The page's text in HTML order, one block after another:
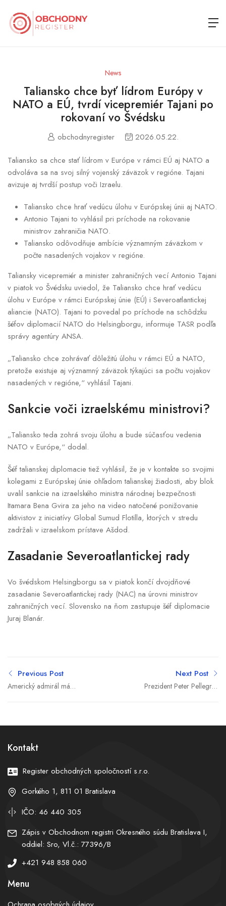
News
Taliansko chce byť lídrom Európy v
NATO a EÚ, tvrdí vicepremiér Tajani po
rokovaní vo Švédsku
obchodnyregister 2026.05.22.
Taliansko sa chce stať lídrom v Európe v rámci EÚ aj NATO a
odvoláva sa na svoj silný vojenský záväzok v regióne. Tajani
avizuje aj tvrdší postup voči Izraelu.
Taliansko chce hrať vedúcu úlohu v Európskej únii aj NATO.
Antonio Tajani to vyhlásil pri príchode na rokovanie
ministrov zahraničia NATO.
Taliansko odôvodňuje ambície významným záväzkom v
počte nasadených vojakov v regióne.
Taliansky vicepremiér a minister zahraničných vecí Antonio Tajani
v piatok vo Švédsku uviedol, že Taliansko chce hrať vedúcu
úlohu v Európe v rámci Európskej únie (EÚ) i Severoatlantickej
aliancie (NATO). Tajani to povedal po príchode na schôdzku
šéfov diplomacií NATO do Helsingborgu, informuje TASR podľa
správy agentúry ANSA.
„Taliansko chce zohrávať dôležitú úlohu v rámci EÚ a NATO,
pretože existuje aj významný záväzok týkajúci sa počtu vojakov
nasadených v regióne,“ vyhlásil Tajani.
Sankcie voči izraelskému ministrovi?
„Taliansko teda zohrá svoju úlohu a bude súčasťou vedenia
NATO v Európe,“ dodal.
Šéf talianskej diplomacie tiež vyhlásil, že je v kontakte so svojimi
kolegami z Európskej únie ohľadom talianskej žiadosti, aby blok
uvalil sankcie na izraelského ministra národnej bezpečnosti
Itamara Bena Gvira za jeho na video natočené ponižovanie
aktivistov z iniciatívy Global Sumud Flotilla, ktorých v stredu
zadržali v izraelskom prístave Ašdod.
Zasadanie Severoatlantickej rady
Vo švédskom Helsingborgu sa v piatok končí dvojdňové
zasadanie Severoatlantickej rady (NAC) na úrovni ministrov
zahraničných vecí. Slovensko na ňom zastupuje šéf diplomacie
Juraj Blanár.
Previous Post
Americký admirál má
Next Post
Prezident Peter Pellegrini
Kontakt
Register obchodných spoločností s.r.o.
Gorkého 1, 811 01 Bratislava
IČO: 46 440 305
Zápis v Obchodnom registri Okresného súdu Bratislava I,
oddiel: Sro, Vl.č.: 77396/B
+421 948 858 060
Menu